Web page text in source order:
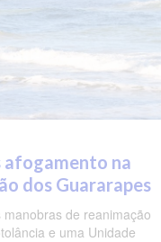
afogamento na
dos Guararapes
de reanimação
e uma Unidade